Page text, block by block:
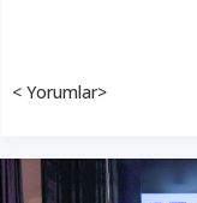
< Yorumlar>